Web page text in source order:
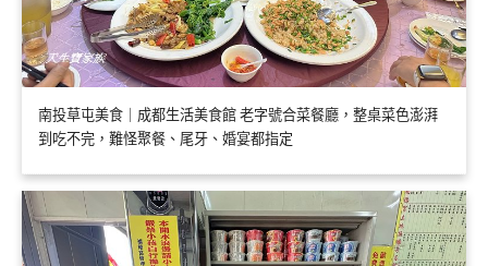
南投草屯美食｜成都生活美食館 老字號合菜餐廳，整桌菜色澎湃
到吃不完，難怪聚餐、尾牙、婚宴都指定